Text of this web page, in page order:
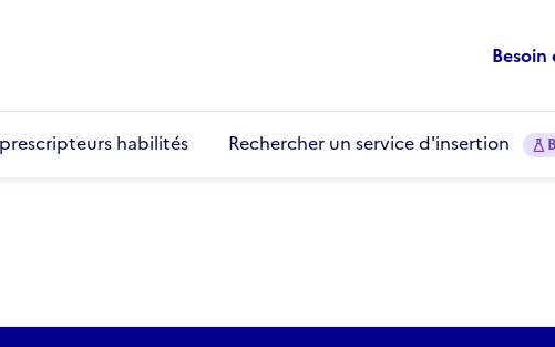
Besoin
habilités Rechercher un service d'insertion